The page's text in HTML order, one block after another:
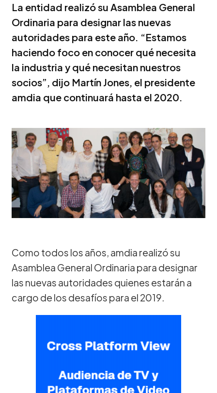
La entidad realizó su Asamblea General
Ordinaria para designar las nuevas
autoridades para este año. “Estamos
haciendo foco en conocer qué necesita
la industria y qué necesitan nuestros
socios”, dijo Martín Jones, el presidente
amdia que continuará hasta el 2020.
Como todos los años, amdia realizó su
Asamblea General Ordinaria para designar
las nuevas autoridades quienes estarán a
cargo de los desafíos para el 2019.